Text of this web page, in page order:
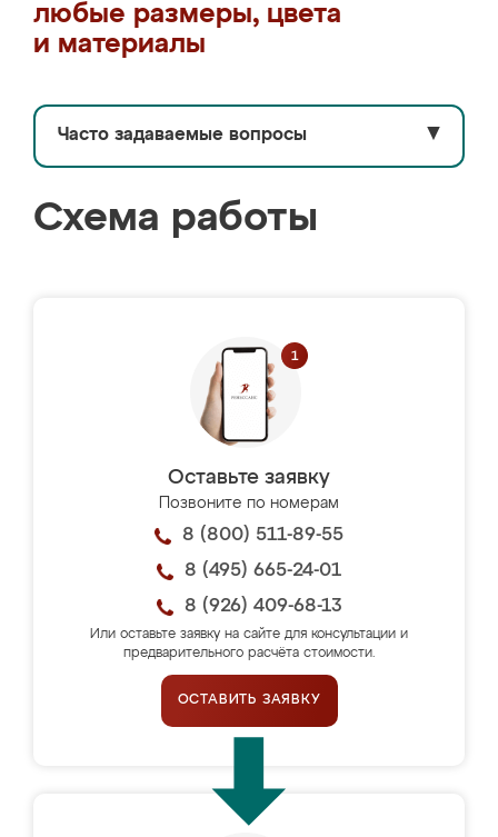
любые размеры, цвета
и материалы
Часто задаваемые вопросы ▼
Схема работы
Оставьте заявку
Позвоните по номерам
8 (800) 511-89-55
8 (495) 665-24-01
8 (926) 409-68-13
Или оставьте заявку на сайте для консультации и
предварительного расчёта стоимости.
ОСТАВИТЬ ЗАЯВКУ